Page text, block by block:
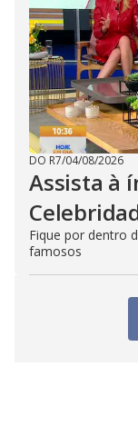
DO R7/04/08/2026
Assista à
Fique por dentro
famosos